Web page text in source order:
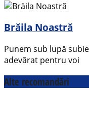
Brăila Noastră
Punem sub lupă
adevărat pentru voi
Alte recomandări